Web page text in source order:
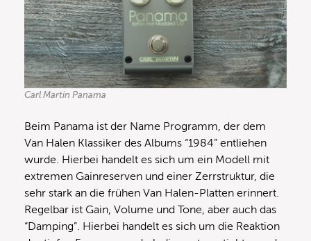
Carl Martin Panama
Beim Panama ist der Name Programm, der dem
Van Halen Klassiker des Albums “1984” entliehen
wurde. Hierbei handelt es sich um ein Modell mit
extremen Gainreserven und einer Zerrstruktur, die
sehr stark an die frühen Van Halen-Platten erinnert.
Regelbar ist Gain, Volume und Tone, aber auch das
“Damping”. Hierbei handelt es sich um die Reaktion